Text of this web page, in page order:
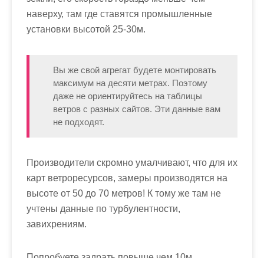
наверху, там где ставятся промышленные
установки высотой 25-30м.
Вы же свой агрегат будете монтировать
максимум на десяти метрах. Поэтому
даже не ориентируйтесь на таблицы
ветров с разных сайтов. Эти данные вам
не подходят.
Производители скромно умалчивают, что для их
карт ветроресурсов, замеры производятся на
высоте от 50 до 70 метров! К тому же там не
учтены данные по турбулентности,
завихрениям.